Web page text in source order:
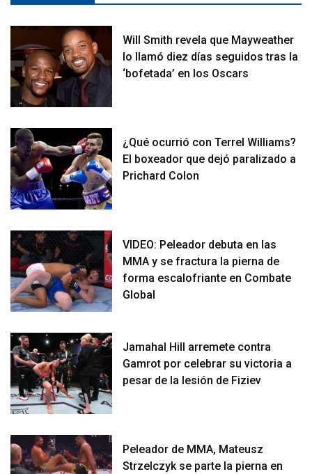
Will Smith revela que Mayweather
lo llamó diez días seguidos tras la
‘bofetada’ en los Oscars
¿Qué ocurrió con Terrel Williams?
El boxeador que dejó paralizado a
Prichard Colon
VIDEO: Peleador debuta en las
MMA y se fractura la pierna de
forma escalofriante en Combate
Global
Jamahal Hill arremete contra
Gamrot por celebrar su victoria a
pesar de la lesión de Fiziev
Peleador de MMA, Mateusz
Strzelczyk se parte la pierna en